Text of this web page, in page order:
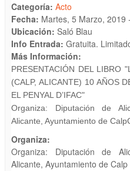
Categoría: Acto
Fecha: Martes, 5 Marzo, 2019 -
Ubicación: Saló Blau
Info Entrada: Gratuita.
Más Información:
PRESENTACIÓN DEL LIBRO
(CALP, ALICANTE) 10 AÑOS
EL PENYAL D’IFAC"
Organiza: Diputación de
Alicante, Ayuntamiento de Calp
Organiza:
Organiza: Diputación de
Alicante, Ayuntamiento de Calp